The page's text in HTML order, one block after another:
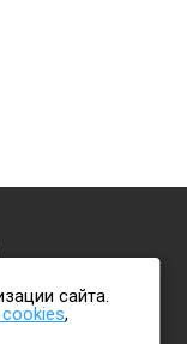
данных
22-27
сайта.
,